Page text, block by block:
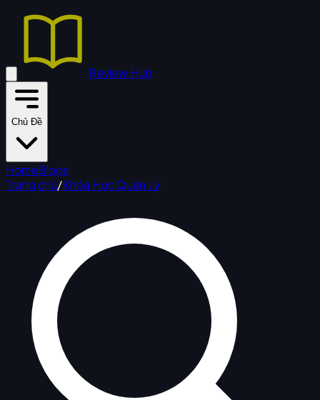
Review Hub
Chủ Đề
HomeBlogs
Trang chủ/Khóa Học Quản Lý